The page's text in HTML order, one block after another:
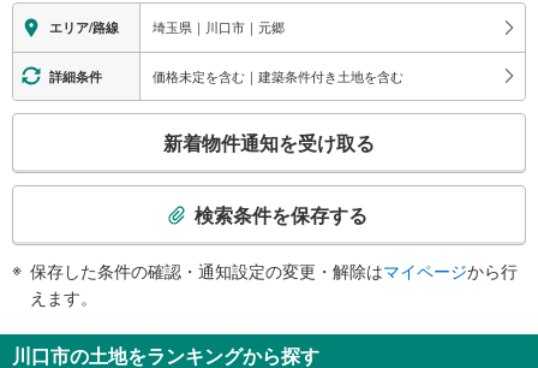
エリア/路線 埼玉県｜川口市｜元郷
詳細条件 価格未定を含む｜建築条件付き土地を含む
検
知
新着物件通知を受け取る
検索条件を保存する
保存した条件の確認・通知設定の変更・解除はマイページから行
えます。
川口市の土地をランキングから探す